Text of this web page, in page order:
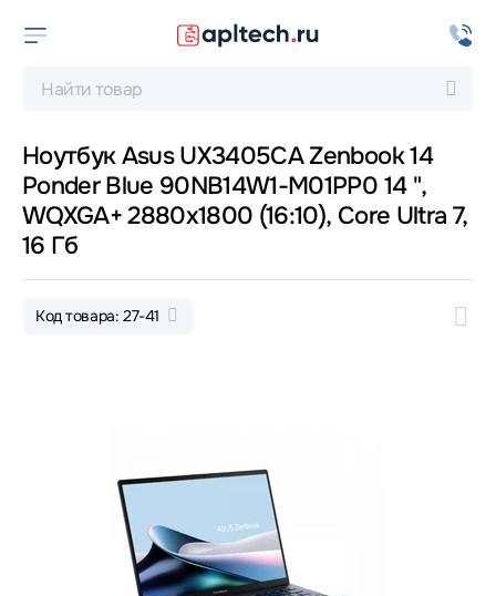
Ноутбук Asus UX3405CA Zenbook 14
Ponder Blue 90NB14W1-M01PP0 14 ",
WQXGA+ 2880x1800 (16:10), Core Ultra 7,
16 Гб
Код товара: 27-41